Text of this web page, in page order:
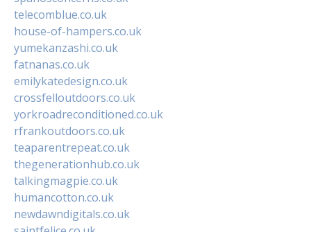
telecomblue.co.uk
house-of-hampers.co.uk
yumekanzashi.co.uk
fatnanas.co.uk
emilykatedesign.co.uk
crossfelloutdoors.co.uk
yorkroadreconditioned.co.uk
rfrankoutdoors.co.uk
teaparentrepeat.co.uk
thegenerationhub.co.uk
talkingmagpie.co.uk
humancotton.co.uk
newdawndigitals.co.uk